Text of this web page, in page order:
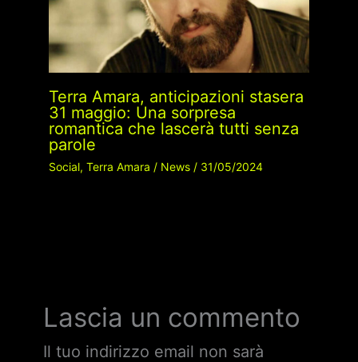
Terra Amara, anticipazioni stasera
31 maggio: Una sorpresa
romantica che lascerà tutti senza
parole
Social, Terra Amara / News/ 31/05/2024
Lascia un commento
Il tuo indirizzo email non sarà